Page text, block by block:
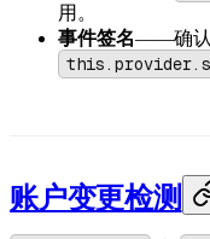
用。
事件签名——确认
账户变更检测